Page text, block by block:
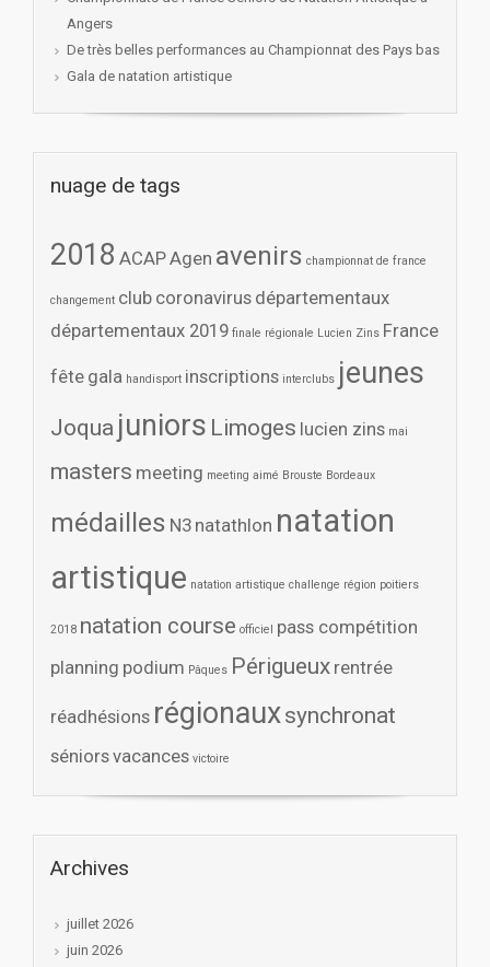
Angers
De très belles performances au Championnat des Pays bas
Gala de natation artistique
nuage de tags
2018 ACAPAgen avenirs championnat de france
changement club coronavirus départementaux
départementaux 2019 finale régionale Lucien Zins France
fête gala handisport inscriptions interclubs jeunes
Joqua juniors Limoges lucien zins mai
masters meeting meeting aimé Brouste Bordeaux
médailles N3 natathlon natation
artistique natation artistique challenge région poitiers
2018 natation course officiel
pass compétition
planning podium Pâques Périgueux rentrée
réadhésions régionauxsynchronat
séniorsvacances victoire
Archives
juillet 2026
juin 2026